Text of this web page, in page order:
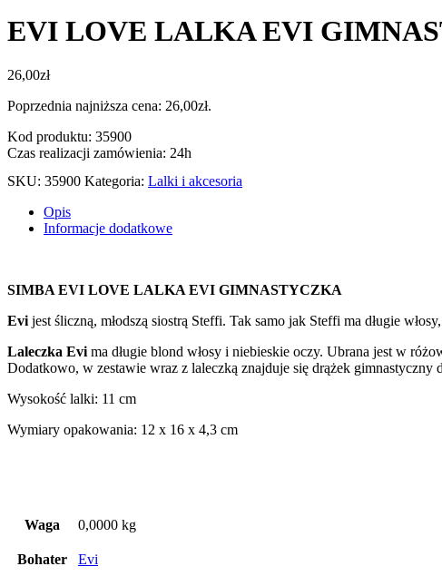
EVI LOVE LALKA EVI
26,00zł
Poprzednia najniższa cena: 26,00zł.
Kod produktu: 35900
Czas realizacji zamówienia: 24h
SKU: 35900 Kategoria: Lalki i akcesoria
Opis
Informacje dodatkowe
SIMBA EVI LOVE LALKA EVI GIMNASTYCZKA
Evi jest śliczną, młodszą siostrą Steffi. Tak samo jak Steffi ma długie
Laleczka Evi ma długie blond włosy i niebieskie oczy. Ubrana jest w
Dodatkowo, w zestawie wraz z laleczką znajduje się drążek gimnastyczny
Wysokość lalki: 11 cm
Wymiary opakowania: 12 x 16 x 4,3 cm
Waga 0,0000 kg
Bohater Evi